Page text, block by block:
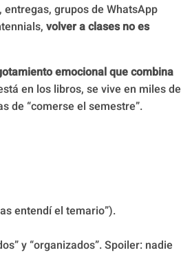
grupos de WhatsApp
volver a clases no es
emocional que combina
en los libros, se vive en miles de
de “comerse el semestre”.
entendí el temario”).
y “organizados”. Spoiler: nadie